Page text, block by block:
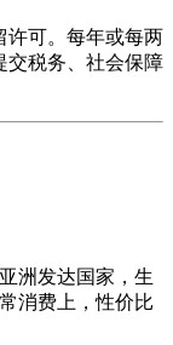
许可。每年或每两
交税务、社会保障
洲发达国家，生
消费上，性价比